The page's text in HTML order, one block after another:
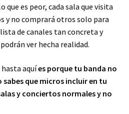
que es peor, cada sala que visita
y no comprará otros solo para
de canales tan concreta y
ver hecha realidad.
aquíes porque tu banda no
que micros incluir en tu
y conciertos normales y no